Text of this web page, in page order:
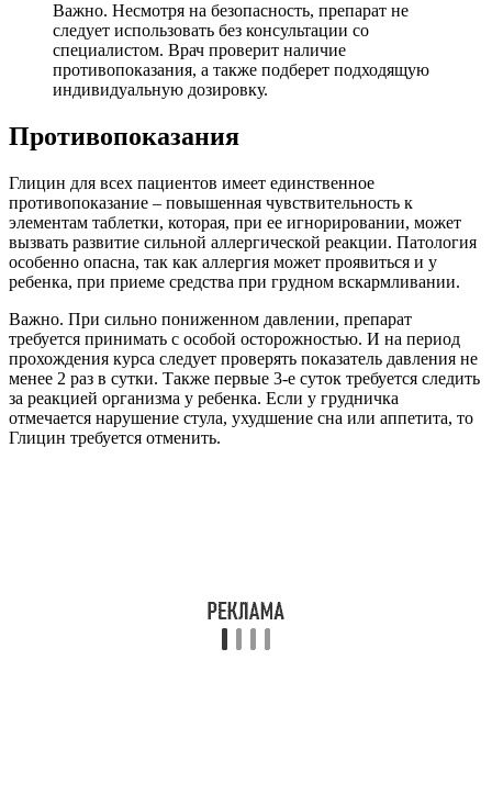
Важно. Несмотря на безопасность, препарат не
следует использовать без консультации со
специалистом. Врач проверит наличие
противопоказания, а также подберет подходящую
индивидуальную дозировку.
Противопоказания
Глицин для всех пациентов имеет единственное
противопоказание – повышенная чувствительность к
элементам таблетки, которая, при ее игнорировании, может
вызвать развитие сильной аллергической реакции. Патология
особенно опасна, так как аллергия может проявиться и у
ребенка, при приеме средства при грудном вскармливании.
Важно. При сильно пониженном давлении, препарат
требуется принимать с особой осторожностью. И на период
прохождения курса следует проверять показатель давления не
менее 2 раз в сутки. Также первые 3-е суток требуется следить
за реакцией организма у ребенка. Если у грудничка
отмечается нарушение стула, ухудшение сна или аппетита, то
Глицин требуется отменить.